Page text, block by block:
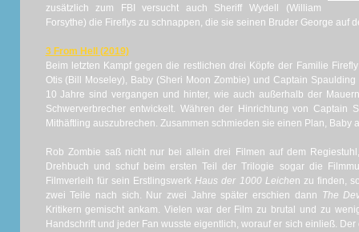
zusätzlich zum FBI versucht auch Sheriff Wydell (William
Forsythe) die Fireflys zu schnappen, die sie seinen Bruder George auf
3 From Hell (2019)
Beim letzten Kampf gegen die restlichen drei Köpfe der Familie
Otis (Bill Moseley), Baby (Sheri Moon Zombie) und Captain
10 Jahre sind vergangen und hinter, wie auch außerhalb der
Schwerverbrecher entwickelt. Währen der Hinrichtung von Captain
Mithäftling auszubrechen. Zusammen schmieden sie einen Plan,
Rob Zombie saß nicht nur bei allein drei Filmen auf dem
Drehbuch und schuf beim ersten Teil der Trilogie sogar die
Filmverleih für sein ErstlingswerkHaus der 1000 Leichen zu finden,
zwei Teile nach sich. Nur zwei Jahre später erschien dann The
Kritikern gemischt ankam. Vielen war der Film zu brutal und zu
Handschrift und jeder Fan wusste eigentlich, worauf er sich einließ.